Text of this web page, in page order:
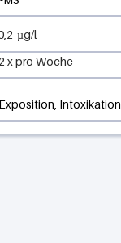
µg/l
x pro Woche
Intoxikation